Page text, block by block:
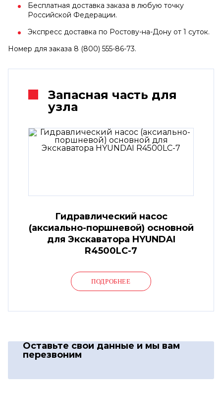
Бесплатная доставка заказа в любую точку
Российской Федерации.
Экспресс доставка по Ростову-на-Дону от 1 суток.
Номер для заказа 8 (800) 555-86-73.
Запасная часть для
узла
Гидравлический насос
(аксиально-поршневой) основной
для Экскаватора HYUNDAI
R4500LC-7
ПОДРОБНЕЕ
Оставьте свои данные и мы вам
перезвоним